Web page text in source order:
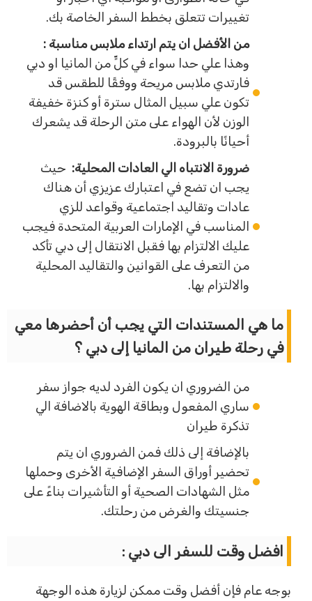
تغييرات تتعلق بخطط السفر الخاصة بك.
من الأفضل ان يتم ارتداء ملابس مناسبة :
وهذا علي حدا سواء في كلٍّ من المانيا او دبي
فارتدي ملابس مريحة ووفقًا للطقس قد
تكون علي سبيل المثال سترة أو كنزة خفيفة
الوزن لأن الهواء على متن الرحلة قد يشعرك
أحيانًا بالبرودة.
ضرورة الانتباه الي العادات المحلية:حيث
يجب ان تضع في اعتبارك عزيزي أن هناك
عادات وتقاليد اجتماعية وقواعد للزي
المناسب في الإمارات العربية المتحدة فيجب
عليك الالتزام بها فقبل الانتقال إلى دبي تأكد
من التعرف على القوانين والتقاليد المحلية
والالتزام بها.
ما هي المستندات التي يجب أن أحضرها معي
في رحلة طيران من المانيا إلى دبي ؟
من الضروري ان يكون الفرد لديه جواز سفر
ساري المفعول وبطاقة الهوية بالاضافة الي
تذكرة طيران
بالإضافة إلى ذلك فمن الضروري ان يتم
تحضير أوراق السفر الإضافية الأخرى وحملها
مثل الشهادات الصحية أو التأشيرات بناءً على
جنسيتك والغرض من رحلتك.
افضل وقت للسفر الى دبي :
بوجه عام فإن أفضل وقت ممكن لزيارة هذه الوجهة